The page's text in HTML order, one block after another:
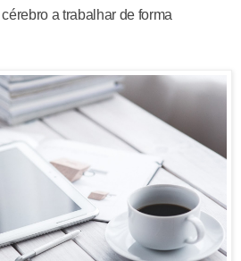
a trabalhar de forma